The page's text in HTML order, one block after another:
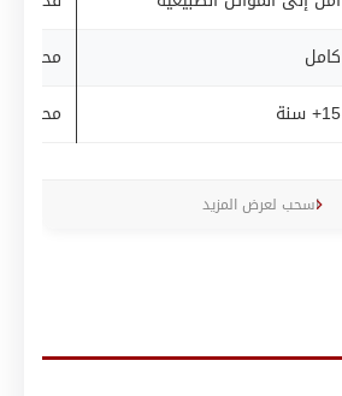
كامل
محدود
15+ سنة محدودة
اسحب لعرض المزيد